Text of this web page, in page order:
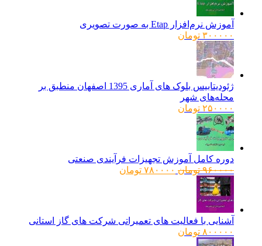
آموزش نرم‌افزار Etap به صورت تصویری
۳۰۰۰۰۰ تومان
ژئودیتابیس بلوک های آماری 1395 اصفهان منطبق بر
محله‌های شهر
۲۵۰۰۰۰ تومان
دوره کامل آموزش تجهیزات فرآیندی صنعتی
۹۶۰۰۰۰ تومانقیمت
۷۸۰۰۰۰ تومانقیمت
آشنایی با فعالیت های تعمیراتی شرکت های گاز استانی
۸۰۰۰۰۰ تومان